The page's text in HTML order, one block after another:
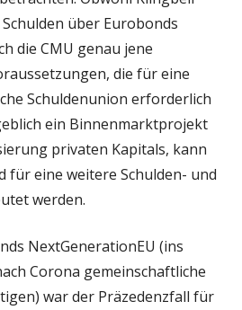
über Eurobonds
die CMU genau jene
die für eine
Schuldenunion erforderlich
ein Binnenmarktprojekt
privaten Kapitals, kann
für eine weitere Schulden- und
werden.
NextGenerationEU (ins
Corona gemeinschaftliche
war der Präzedenzfall für